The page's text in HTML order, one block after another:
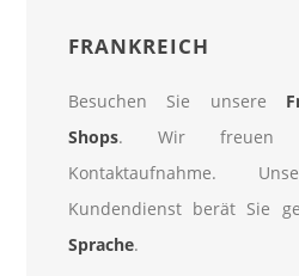
FRANKREICH
Besuchen Sie unsere
Shops. Wir freuen
Kontaktaufnahme.
Kundendienst berät Sie
Sprache.